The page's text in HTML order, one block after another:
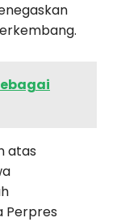
atas
Perpres